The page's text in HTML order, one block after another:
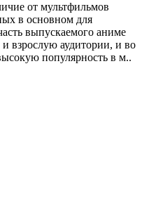
от мультфильмов
в основном для
выпускаемого аниме
взрослую аудитории, и во
популярность в м..